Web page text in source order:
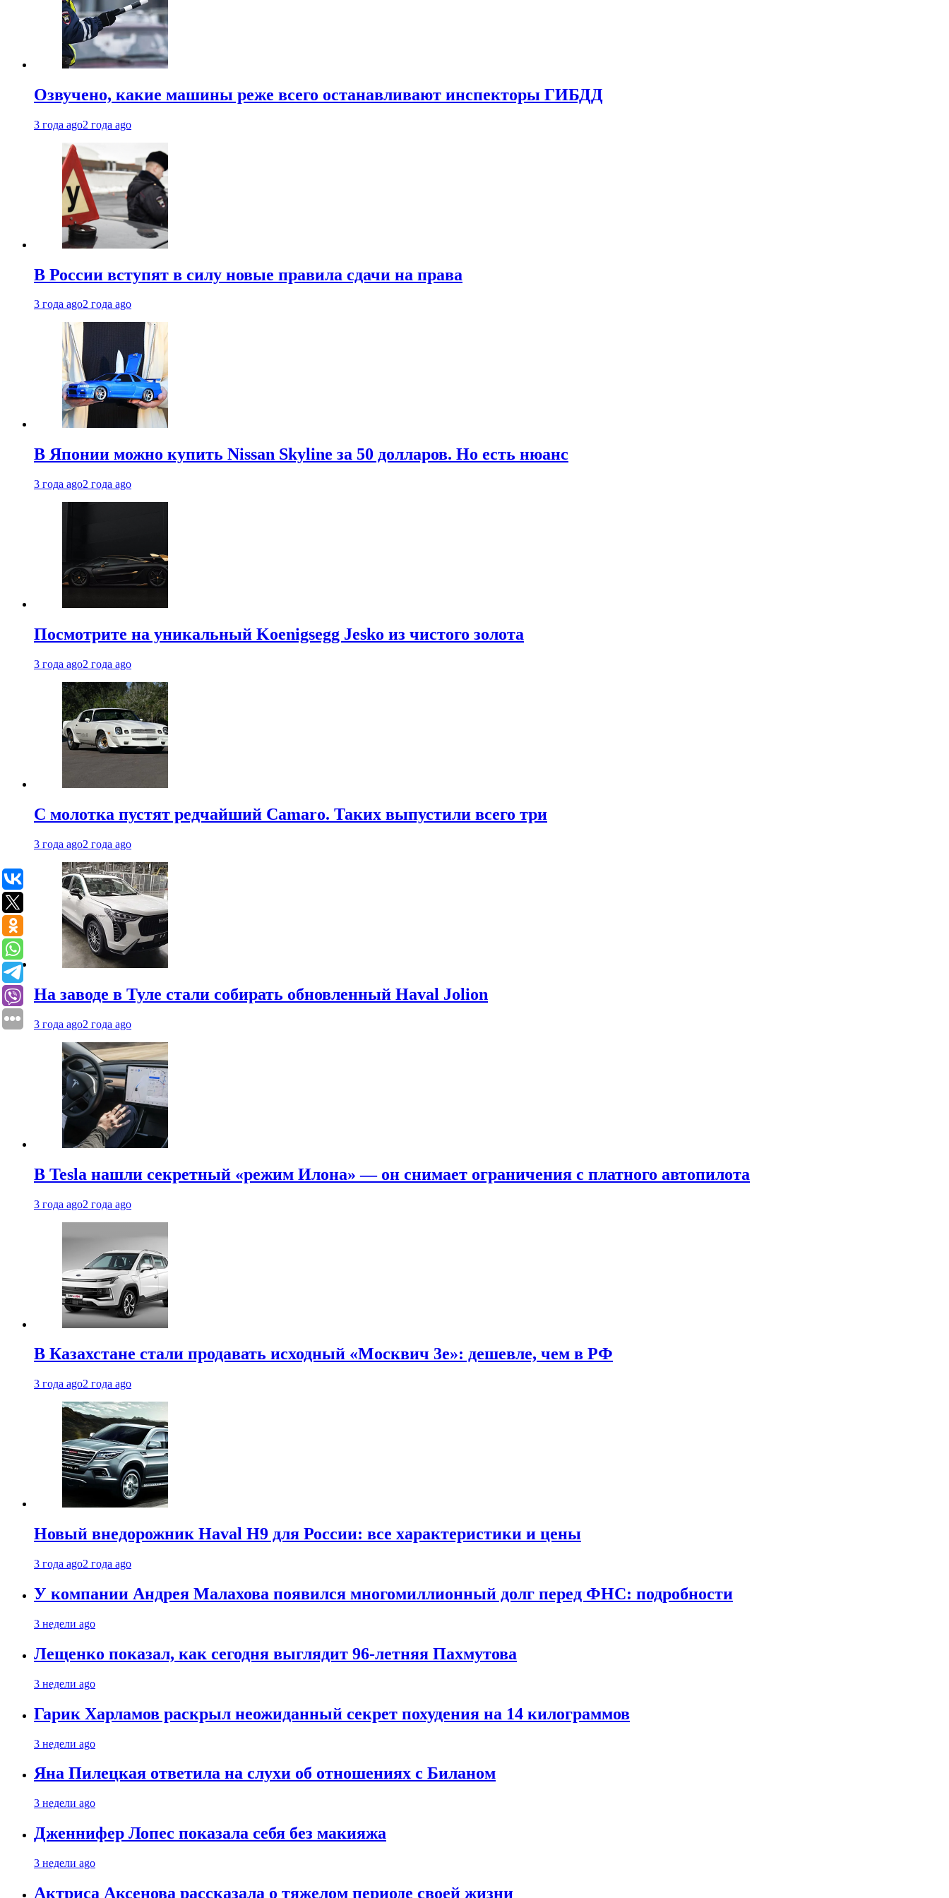
Озвучено, какие машины реже всего останавливают инспекторы ГИБДД
3 года ago2 года ago
В России вступят в силу новые правила сдачи на права
3 года ago2 года ago
В Японии можно купить Nissan Skyline за 50 долларов. Но есть нюанс
3 года ago2 года ago
Посмотрите на уникальный Koenigsegg Jesko из чистого золота
3 года ago2 года ago
С молотка пустят редчайший Camaro. Таких выпустили всего три
3 года ago2 года ago
На заводе в Туле стали собирать обновленный Haval Jolion
3 года ago2 года ago
В Tesla нашли секретный «режим Илона» — он снимает ограничения с платного автопилота
3 года ago2 года ago
В Казахстане стали продавать исходный «Москвич 3e»: дешевле, чем в РФ
3 года ago2 года ago
Новый внедорожник Haval H9 для России: все характеристики и цены
3 года ago2 года ago
У компании Андрея Малахова появился многомиллионный долг перед ФНС: подробности
3 недели ago
Лещенко показал, как сегодня выглядит 96-летняя Пахмутова
3 недели ago
Гарик Харламов раскрыл неожиданный секрет похудения на 14 килограммов
3 недели ago
Яна Пилецкая ответила на слухи об отношениях с Биланом
3 недели ago
Дженнифер Лопес показала себя без макияжа
3 недели ago
Актриса Аксенова рассказала о тяжелом периоде своей жизни